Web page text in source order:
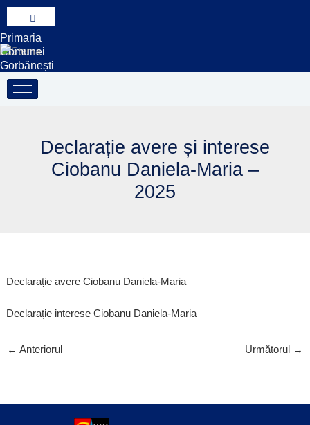
Treci
conținut
Primaria
Comunei
Gorbănești
Declarație avere și interese
Ciobanu Daniela-Maria –
2025
Declarație avere Ciobanu Daniela-Maria
Declarație interese Ciobanu Daniela-Maria
← Anteriorul Următorul →